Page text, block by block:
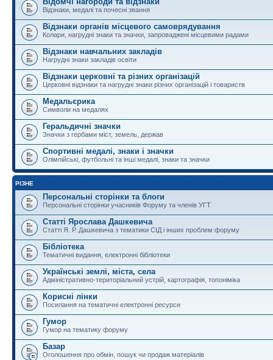
Відзнаки, медалі та почесні звання
Відзнаки органів місцевого самоврядування
Колари, нагрудні знаки та значки, запроваджені місцевими радами
Відзнаки навчальних закладів
Нагрудні знаки закладів освіти
Відзнаки церковні та різних організацій
Церковні відзнаки та нагрудні знаки різних організацій і товариств
Медальєрика
Символи на медалях
Геральдичні значки
Значки з гербами міст, земель, держав
Спортивні медалі, знаки і значки
Олімпійські, футбольні та інші медалі, знаки та значки
РІЗНЕ
Персональні сторінки та блоги
Персональні сторінки учасників Форуму та членів УГТ
Статті Ярослава Дашкевича
Статті Я. Р. Дашкевича з тематики СІД і інших проблем форуму
Бібліотека
Тематичні видання, електронні бібліотеки
Українські землі, міста, села
Адміністративно-територіальний устрій, картографія, топоніміка
Корисні лінки
Посилання на тематичні електронні ресурси
Гумор
Гумор на тематику форуму
Базар
Оголошення про обмін, пошук чи продаж матеріалів